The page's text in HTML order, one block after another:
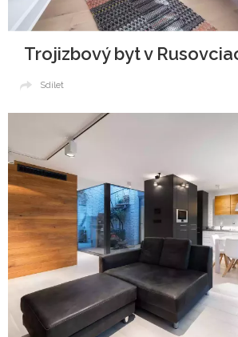
Trojizbový byt v
Sdílet